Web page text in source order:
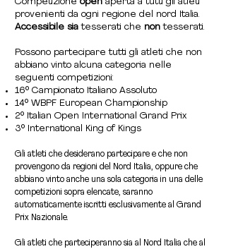
- BODYBUILDING -90 kg
- BODYBUILDING -100 kg
- CLASSIC PHYSIQUE -175 cm
- CLASSIC PHYSIQUE +175 cm
- ATHLETIC PHYSIQUE/HP Junior Under 21
- ATHLETIC PHYSIQUE/HP Beginner / Novice
- ATHLETIC PHYSIQUE/HP Master Over 40
- ATHLETIC PHYSIQUE/HP -175 cm
- ATHLETIC PHYSIQUE/HP +175 cm
- SPORT PHYSIQUE Master Over 40
- SPORT PHYSIQUE -175 cm
- SPORT PHYSIQUE +175 cm
- POSING
- MIXED PAIRS - Coppie
- MODEL PHYSIQUE/BIKINI -165 cm
- MODEL PHYSIQUE/BIKINI +165 cm
- ATHLETIC PHYSIQUE Lady Over 30
- ATHLETIC PHYSIQUE -165 cm
- ATHLETIC PHYSIQUE +165 cm
- SPORT PHYSIQUE Lady Over 30
- SPORT PHYSIQUE Lady Over 40
- SPORT PHYSIQUE -165 cm
- SPORT PHYSIQUE +165 cm
- FASHION Junior Under 21
- FASHION Lady Over 40
- FASHION Senior
- ONE PIECE SWIMSUIT Open
- WELLNESS Open
- BODYBUILDING Open
- MIXED PAIRS - Coppie
Competizione open aperta a tutti gli atleti
provenienti da ogni regione del nord Italia.
Accessibile sia tesserati che non tesserati.
Possono partecipare tutti gli atleti che non
abbiano vinto alcuna categoria nelle
seguenti competizioni:
16° Campionato Italiano Assoluto
14° WBPF European Championship
2° Italian Open International Grand Prix
3° International King of Kings
Gli atleti che desiderano partecipare e che non
provengono da regioni del Nord Italia, oppure che
abbiano vinto anche una sola categoria in una delle
competizioni sopra elencate, saranno
automaticamente iscritti esclusivamente al Grand
Prix Nazionale.
Gli atleti che parteciperanno sia al Nord Italia che al